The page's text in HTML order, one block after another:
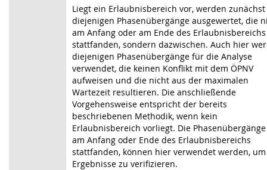
Liegt ein Erlaubnisbereich vor, werden zunächst
diejenigen Phasenübergänge aus­gewertet, die
am Anfang oder am Ende des Erlaubnisbereichs
stattfanden, sondern dazwischen. Auch hier
diejenigen Phasenübergänge für die Analyse
verwendet, die keinen Konflikt mit dem ÖPNV
aufweisen und die nicht aus der maximalen
Wartezeit resultieren. Die anschließende
Vorgehensweise entspricht der bereits
beschriebenen Methodik, wenn kein
Erlaubnisbereich vorliegt. Die
am Anfang oder Ende des Erlaubnis­bereichs
stattfanden, können hier verwendet werden,
Ergebnisse zu verifizieren.